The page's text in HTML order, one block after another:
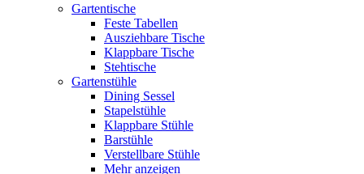
Gartentische
Feste Tabellen
Ausziehbare Tische
Klappbare Tische
Stehtische
Gartenstühle
Dining Sessel
Stapelstühle
Klappbare Stühle
Barstühle
Verstellbare Stühle
Mehr anzeigen